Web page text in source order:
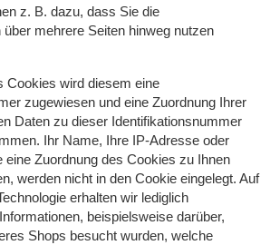
z. B. dazu, dass Sie die
mehrere Seiten hinweg nutzen
Cookies wird diesem eine
zugewiesen und eine Zuordnung Ihrer
Daten zu dieser Identifikationsnummer
Ihr Name, Ihre IP-Adresse oder
eine Zuordnung des Cookies zu Ihnen
werden nicht in den Cookie eingelegt. Auf
erhalten wir lediglich
beispielsweise darüber,
Shops besucht wurden, welche